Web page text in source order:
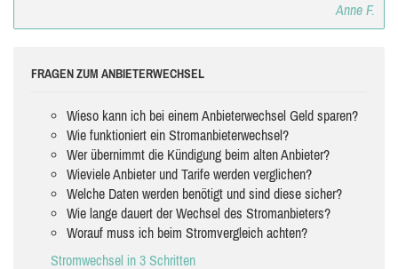
Anne F.
FRAGEN ZUM ANBIETERWECHSEL
Wieso kann ich bei einem Anbieterwechsel Geld sparen?
Wie funktioniert ein Stromanbieterwechsel?
Wer übernimmt die Kündigung beim alten Anbieter?
Wieviele Anbieter und Tarife werden verglichen?
Welche Daten werden benötigt und sind diese sicher?
Wie lange dauert der Wechsel des Stromanbieters?
Worauf muss ich beim Stromvergleich achten?
Stromwechsel in 3 Schritten